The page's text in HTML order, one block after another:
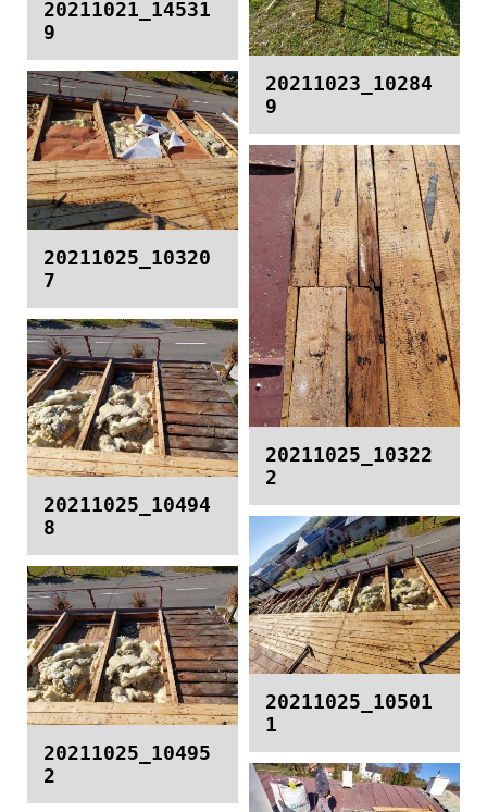
20211021_14531
9
20211025_10320
7
20211025_10494
8
20211025_10495
2
20211023_10284
9
20211025_10322
2
20211025_10501
1